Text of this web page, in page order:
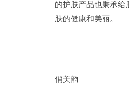
的护肤产品也秉承给
肤的健康和美丽。
俏美韵